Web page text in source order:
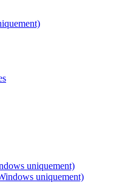
uniquement)
uniquement)